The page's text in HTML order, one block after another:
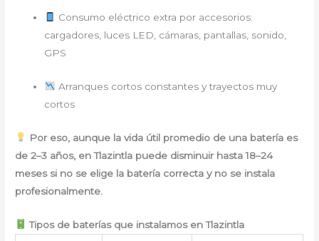
Consumo eléctrico extra por accesorios:
cargadores, luces LED, cámaras, pantallas, sonido,
GPS
Arranques cortos constantes y trayectos muy
cortos
Por eso, aunque la vida útil promedio de una batería es
de 2–3 años, en Tlazintla puede disminuir hasta 18–24
meses si no se elige la batería correcta y no se instala
profesionalmente.
Tipos de baterías que instalamos en Tlazintla